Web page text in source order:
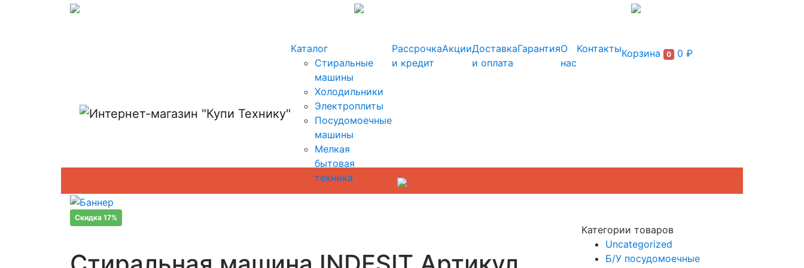
Каталог
Стиральные
машины
Холодильники
Электроплиты
Посудомоечные
машины
Мелкая
бытовая
техника
Рассрочка
и кредит
АкцииДоставка
и оплата
ГарантияО
нас
КонтактыКорзина 0 0 ₽
Скидка 17%
Категории товаров
Uncategorized
Б/У посудомоечные